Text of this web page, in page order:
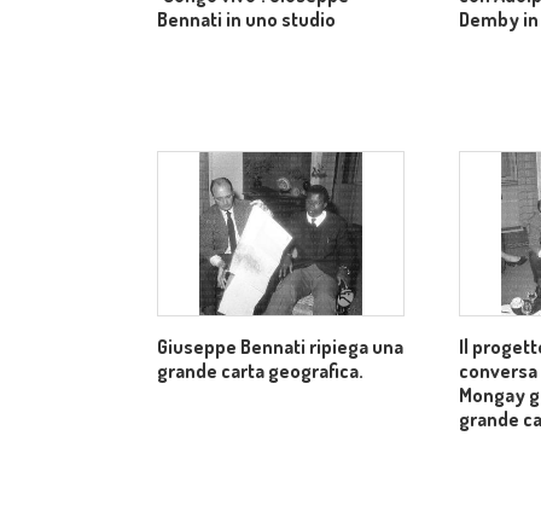
Bennati in uno studio
Demby
Giuseppe Bennati ripiega una
grande carta geografica.
Il
Mongay
grande